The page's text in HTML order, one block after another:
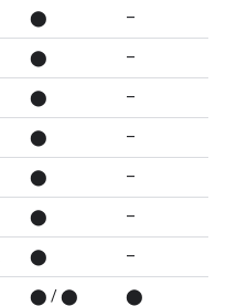
⬤ –
⬤ –
⬤ –
⬤ –
⬤ –
⬤ –
⬤ –
⬤ / ⬤ ⬤